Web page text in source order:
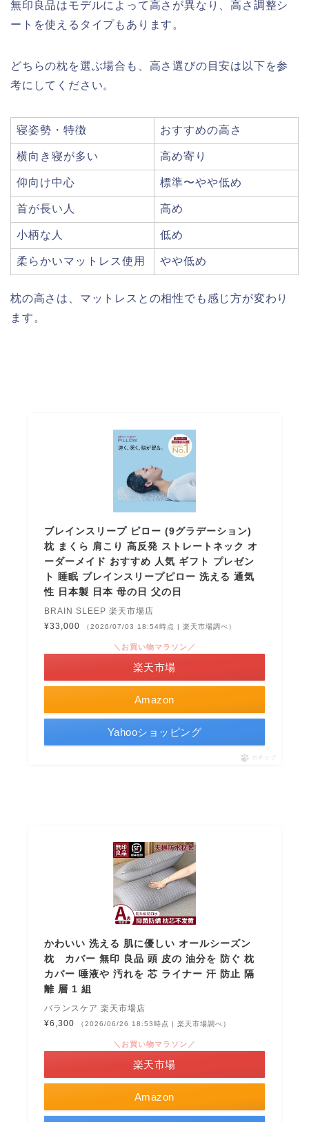
無印良品はモデルによって高さが異なり、高さ調整シ
ートを使えるタイプもあります。
どちらの枕を選ぶ場合も、高さ選びの目安は以下を参
考にしてください。
寝姿勢・特徴 おすすめの高さ
横向き寝が多い 高め寄り
仰向け中心 標準〜やや低め
首が長い人 高め
小柄な人 低め
柔らかいマットレス使用 やや低め
枕の高さは、マットレスとの相性でも感じ方が変わり
ます。
ブレインスリープ ピロー (9グラデーション)
枕 まくら 肩こり 高反発 ストレートネック オ
ーダーメイド おすすめ 人気 ギフト プレゼン
ト 睡眠 ブレインスリープピロー 洗える 通気
性 日本製 日本 母の日 父の日
BRAIN SLEEP 楽天市場店
¥33,000
（2026/07/03 18:54時点 | 楽天市場調べ）
Amazon
＼お買い物マラソン／
楽天市場
Yahooショッピング
ポチップ
かわいい 洗える 肌に優しい オールシーズン
枕 カバー 無印 良品 頭 皮の 油分を 防ぐ 枕
カバー 唾液や 汚れを 芯 ライナー 汗 防止 隔
離 層 1 組
バランスケア 楽天市場店
¥6,300
（2026/06/26 18:53時点 | 楽天市場調べ）
Amazon
＼お買い物マラソン／
楽天市場